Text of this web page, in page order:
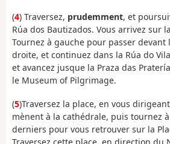
(4) Traversez, prudemment, et
Rúa dos Bautizados. Vous arrivez sur
Tournez à gauche pour passer devant
droite, et continuez dans la Rúa do
et avancez jusque la Praza das
le Museum of Pilgrimage.
(5)Traversez la place, en vous
mènent à la cathédrale, puis tournez
derniers pour vous retrouver sur la